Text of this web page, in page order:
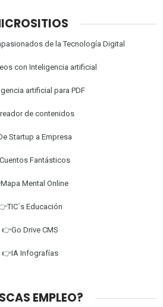
de la Tecnología Digital
con Inteligencia artificial
artificial para PDF
de contenidos
Startup a Empresa
Fantásticos
Mental Online
Educación
👉Go Drive CMS
👉IA Infografías
EMPLEO?